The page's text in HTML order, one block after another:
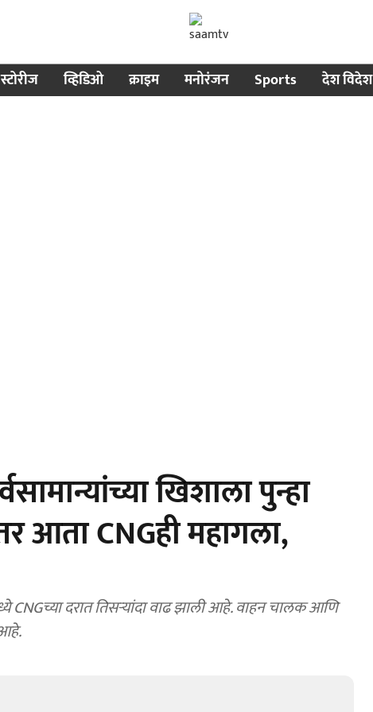
व्हिडिओ क्राइम मनोरंजन Sports देश विदेश
खिशाला पुन्हा
आता CNGही महागला,
CNGच्या दरात तिसऱ्यांदा वाढ झाली आहे. वाहन चालक आणि